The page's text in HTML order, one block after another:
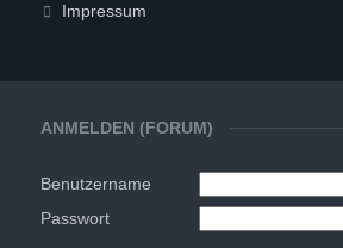
ANMELDEN (FORUM)
Benutzername
Passwort
Impressum